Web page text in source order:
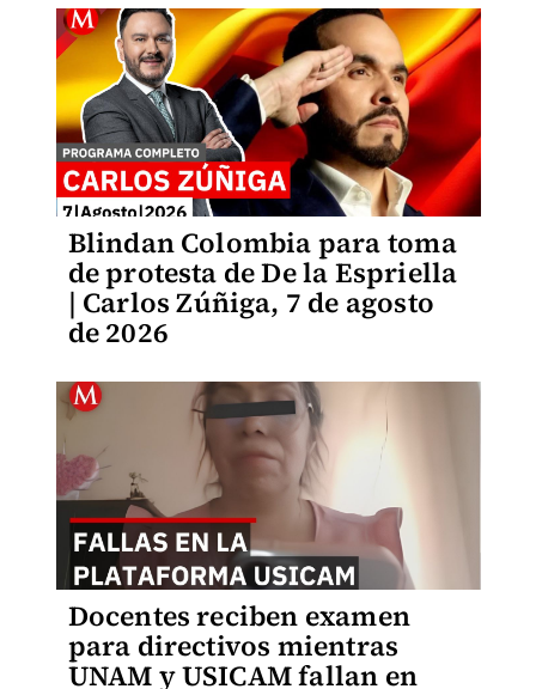
Blindan Colombia para toma
de protesta de De la Espriella
| Carlos Zúñiga, 7 de agosto
de 2026
Docentes reciben examen
para directivos mientras
UNAM y USICAM fallan en